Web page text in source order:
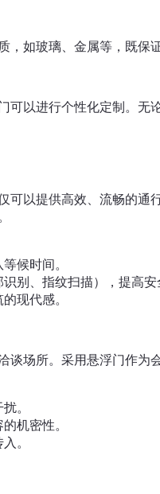
，如玻璃、金属等，既保
可以进行个性化定制。无
可以提供高效、流畅的
候时间。
别、指纹扫描），提高安
现代感。
谈场所。采用悬浮门作为
。
机密性。
。